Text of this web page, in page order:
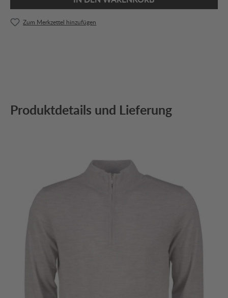
Zum Merkzettel hinzufügen
Produktdetails und Lieferung